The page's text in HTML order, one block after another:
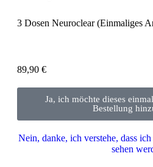
3 Dosen Neuroclear (Einmaliges
89,90 €
Ja, ich möchte dieses
Bestellung
Nein, danke, ich verstehe, dass
sehen